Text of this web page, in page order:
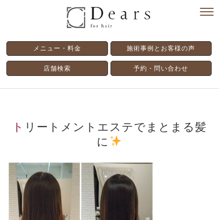
メニュー・料金 施術事例とお客様の声
店舗検索 予約・問い合わせ
トリートメントエステでまとまる髪
に